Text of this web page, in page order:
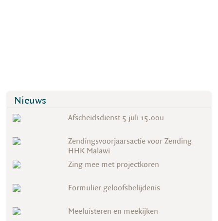
Nieuws
Afscheidsdienst 5 juli 15.00u
Zendingsvoorjaarsactie voor Zending
HHK Malawi
Zing mee met projectkoren
Formulier geloofsbelijdenis
Meeluisteren en meekijken